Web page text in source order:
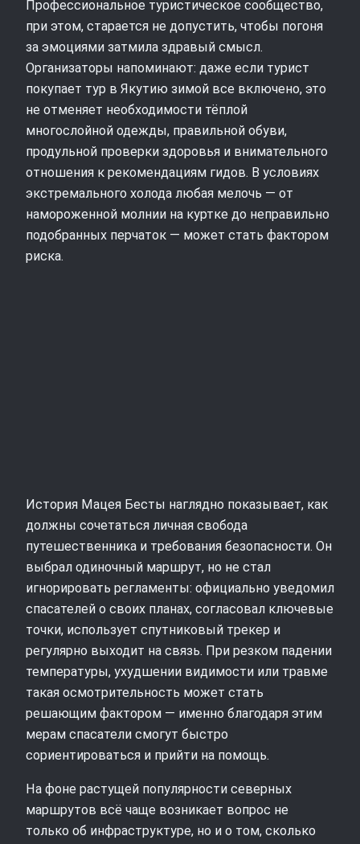
Профессиональное туристическое сообщество,
при этом, старается не допустить, чтобы погоня
за эмоциями затмила здравый смысл.
Организаторы напоминают: даже если турист
покупает тур в Якутию зимой все включено, это
не отменяет необходимости тёплой
многослойной одежды, правильной обуви,
продульной проверки здоровья и внимательного
отношения к рекомендациям гидов. В условиях
экстремального холода любая мелочь — от
намороженной молнии на куртке до неправильно
подобранных перчаток — может стать фактором
риска.
История Мацея Бесты наглядно показывает, как
должны сочетаться личная свобода
путешественника и требования безопасности. Он
выбрал одиночный маршрут, но не стал
игнорировать регламенты: официально уведомил
спасателей о своих планах, согласовал ключевые
точки, использует спутниковый трекер и
регулярно выходит на связь. При резком падении
температуры, ухудшении видимости или травме
такая осмотрительность может стать
решающим фактором — именно благодаря этим
мерам спасатели смогут быстро
сориентироваться и прийти на помощь.
На фоне растущей популярности северных
маршрутов всё чаще возникает вопрос не
только об инфраструктуре, но и о том, сколько